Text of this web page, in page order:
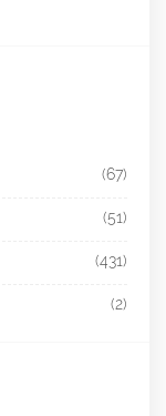
(67)
(51)
(431)
(2)